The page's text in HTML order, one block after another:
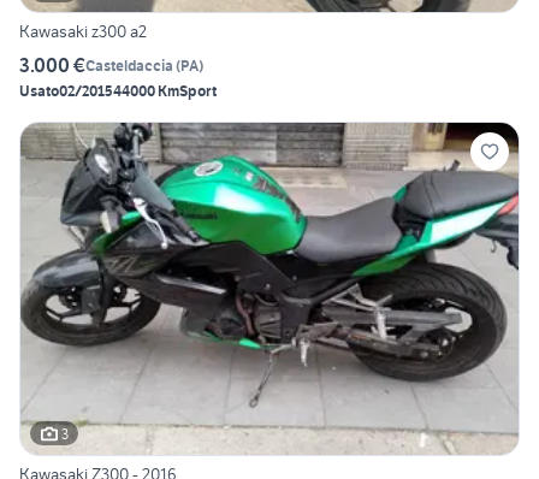
Kawasaki z300 a2
3.000 €Casteldaccia (PA)
Usato02/201544000 KmSport
3
Kawasaki Z300 - 2016